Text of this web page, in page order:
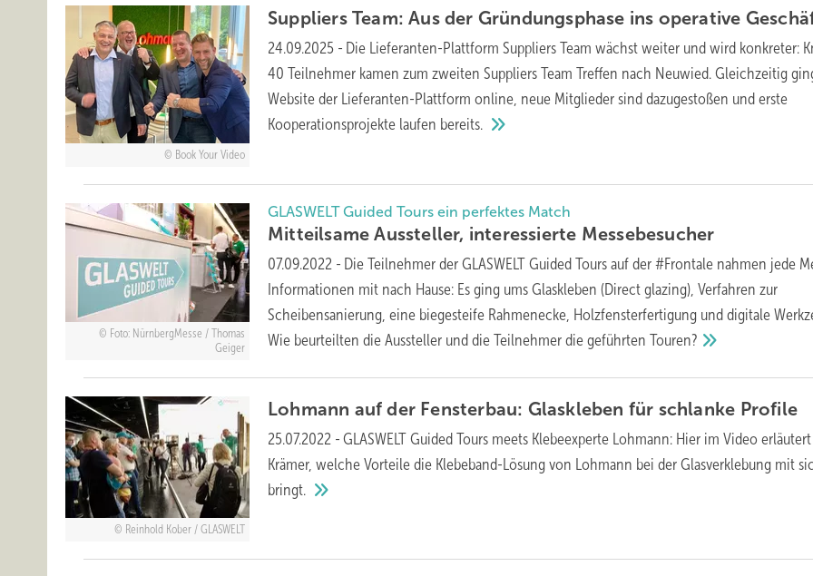
Book Your Video
Suppliers Team: Aus der Gründungsphase ins operative
24.09.2025 - Die Lieferanten-Plattform Suppliers Team wächst weiter und wird konkreter:
40 Teilnehmer kamen zum zweiten Suppliers Team Treffen nach Neuwied. Gleichzeitig
Website der Lieferanten-Plattform online, neue Mitglieder sind dazugestoßen und erste
Kooperationsprojekte laufen bereits.
Foto: NürnbergMesse / Thomas
Geiger
GLASWELT Guided Tours ein perfektes Match
Mitteilsame Aussteller, interessierte Messebesucher
07.09.2022 - Die Teilnehmer der GLASWELT Guided Tours auf der #Frontale nahmen jede
Informationen mit nach Hause: Es ging ums Glaskleben (Direct glazing), Verfahren zur
Scheibensanierung, eine biegesteife Rahmenecke, Holzfensterfertigung und digitale
Wie beurteilten die Aussteller und die Teilnehmer die geführtenTouren?
Reinhold Kober / GLASWELT
Lohmann auf der Fensterbau: Glaskleben für schlanke Profile
25.07.2022 - GLASWELT Guided Tours meets Klebeexperte Lohmann: Hier im Video
Krämer, welche Vorteile die Klebeband-Lösung von Lohmann bei der Glasverklebung mit
bringt.